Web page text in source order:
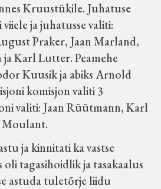
Kruustükile. Juhatuse
ja juhatusse valiti:
Praker, Jaan Marland,
Karl Lutter. Peamehe
Kuusik ja abiks Arnold
komisjon valiti 3
valiti: Jaan Rüütmann, Karl
Moulant.
ja kinnitati ka vastse
tagasihoidlik ja tasakaalus
astuda tuletõrje liidu